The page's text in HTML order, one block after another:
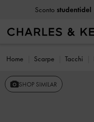
Sconto studentidel
Home Scarpe Tacchi
SHOP SIMILAR